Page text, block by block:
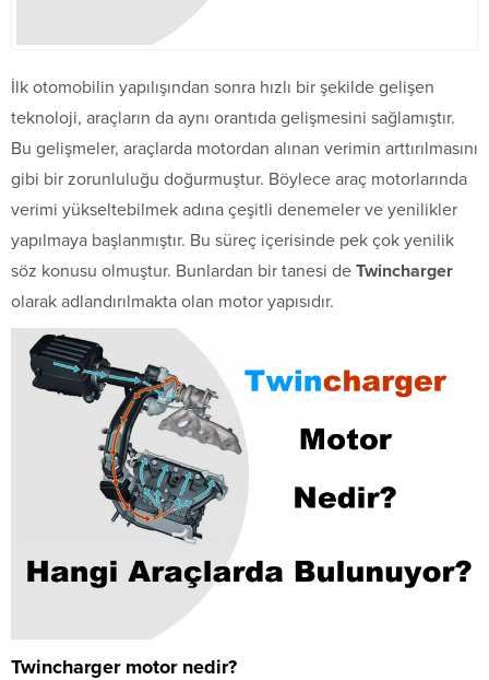
İlk otomobilin yapılışından sonra hızlı bir şekilde gelişen
teknoloji, araçların da aynı orantıda gelişmesini sağlamıştır.
Bu gelişmeler, araçlarda motordan alınan verimin arttırılmasını
gibi bir zorunluluğu doğurmuştur. Böylece araç motorlarında
verimi yükseltebilmek adına çeşitli denemeler ve yenilikler
yapılmaya başlanmıştır. Bu süreç içerisinde pek çok yenilik
söz konusu olmuştur. Bunlardan bir tanesi de Twincharger
olarak adlandırılmakta olan motor yapısıdır.
Twincharger motor nedir?